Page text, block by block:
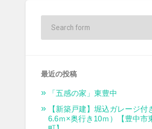
最近の投稿
「五感の家」東豊中
【新築戸建】堀込ガレージ付
6.6ｍ×奥行き10ｍ）【豊中市